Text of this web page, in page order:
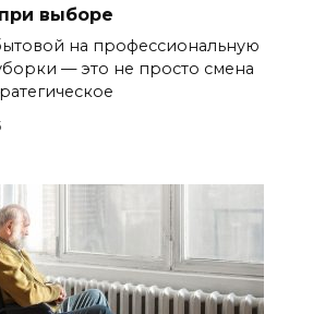
выборе
на профессиональную
— это не просто смена